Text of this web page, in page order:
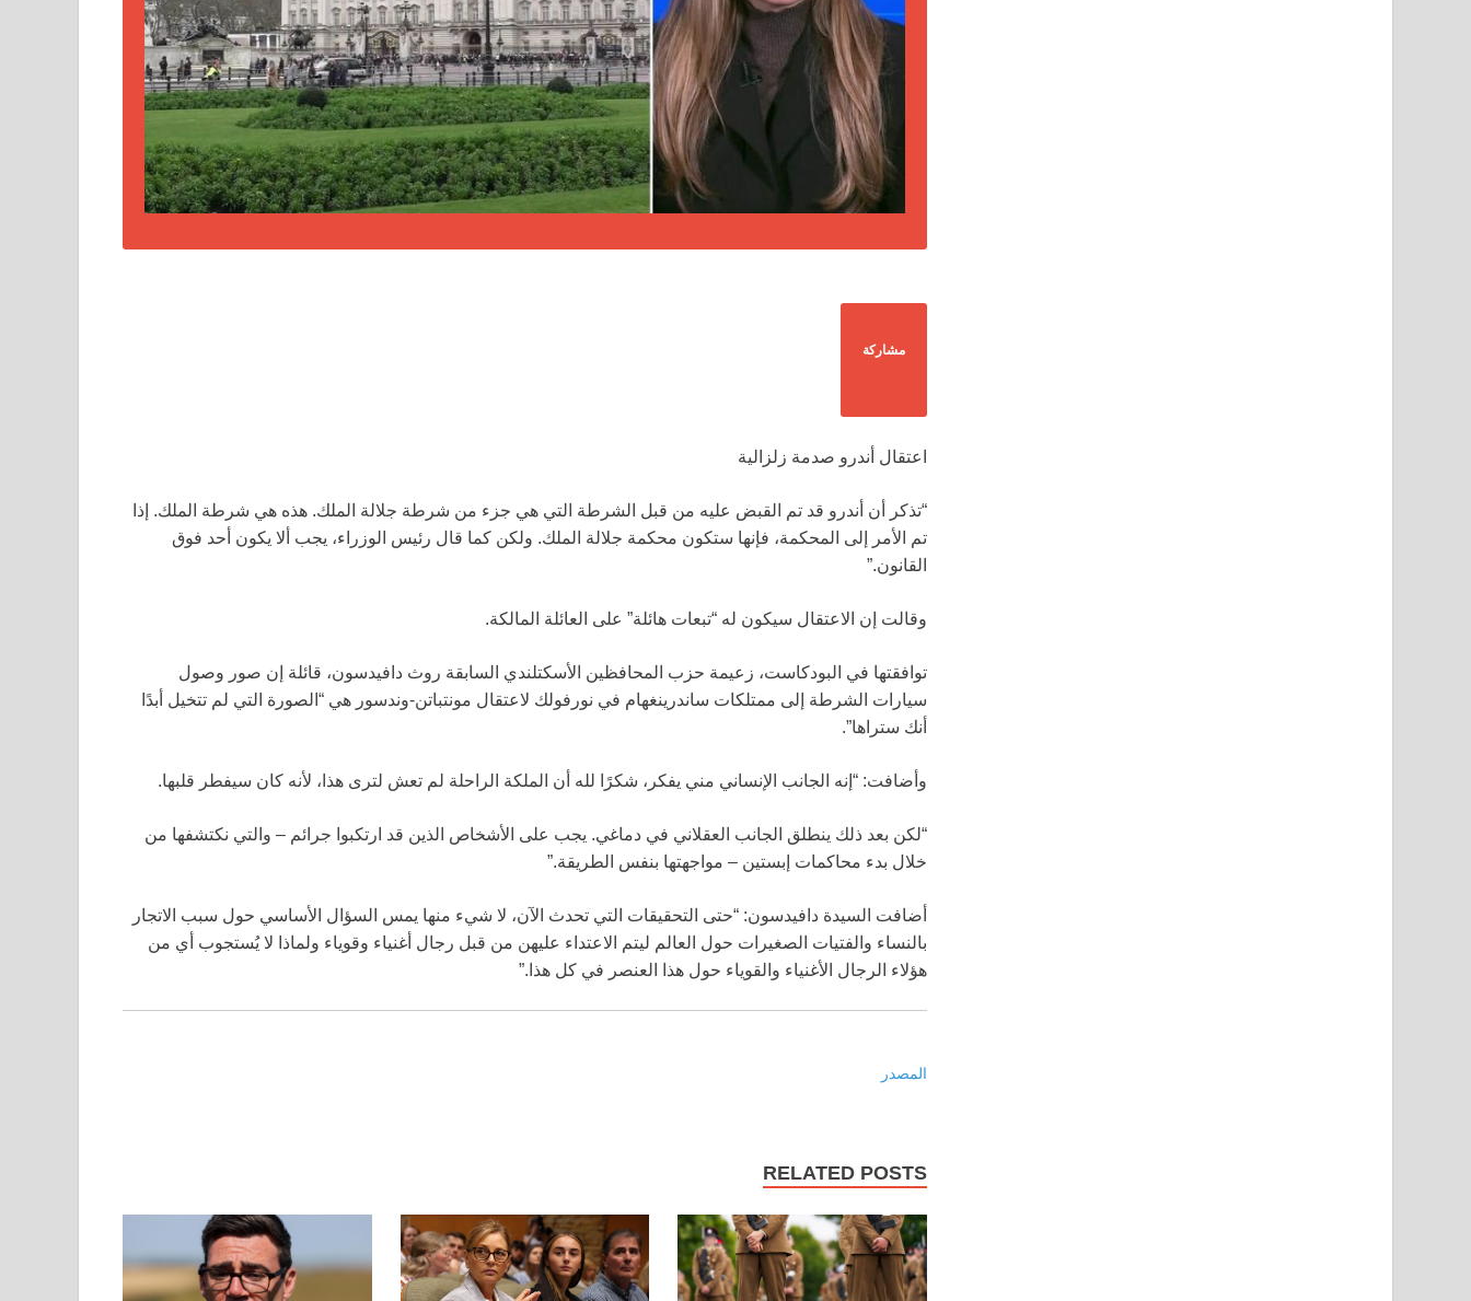
مشاركة
اعتقال أندرو صدمة زلزالية
“تذكر أن أندرو قد تم القبض عليه من قبل الشرطة التي هي جزء من شرطة جلالة الملك. هذه هي شرطة الملك. إذا
تم الأمر إلى المحكمة، فإنها ستكون محكمة جلالة الملك. ولكن كما قال رئيس الوزراء، يجب ألا يكون أحد فوق
القانون.”
وقالت إن الاعتقال سيكون له “تبعات هائلة” على العائلة المالكة.
توافقتها في البودكاست، زعيمة حزب المحافظين الأسكتلندي السابقة روث دافيدسون، قائلة إن صور وصول
سيارات الشرطة إلى ممتلكات ساندرينغهام في نورفولك لاعتقال مونتباتن-وندسور هي “الصورة التي لم تتخيل أبدًا
أنك ستراها”.
وأضافت: “إنه الجانب الإنساني مني يفكر، شكرًا لله أن الملكة الراحلة لم تعش لترى هذا، لأنه كان سيفطر قلبها.
“لكن بعد ذلك ينطلق الجانب العقلاني في دماغي. يجب على الأشخاص الذين قد ارتكبوا جرائم – والتي نكتشفها من
خلال بدء محاكمات إبستين – مواجهتها بنفس الطريقة.”
أضافت السيدة دافيدسون: “حتى التحقيقات التي تحدث الآن، لا شيء منها يمس السؤال الأساسي حول سبب الاتجار
بالنساء والفتيات الصغيرات حول العالم ليتم الاعتداء عليهن من قبل رجال أغنياء وقوياء ولماذا لا يُستجوب أي من
هؤلاء الرجال الأغنياء والقوياء حول هذا العنصر في كل هذا.”
المصدر
RELATED POSTS